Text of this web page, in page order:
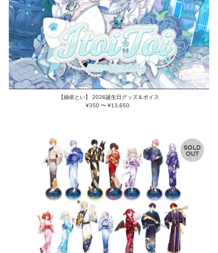
【絲依とい】 2026誕生日グッズ＆ボイス
通
¥350 〜 ¥13,650